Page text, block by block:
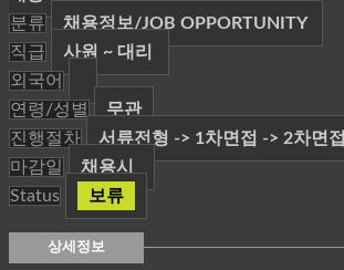
분류
채용정보/JOB OPPORTUNITY
직급
사원 ~ 대리
외국어
연령/성별
무관
진행절차
서류전형 -> 1차면접 -> 2차면접
마감일
채용시
Status
보류
상세정보